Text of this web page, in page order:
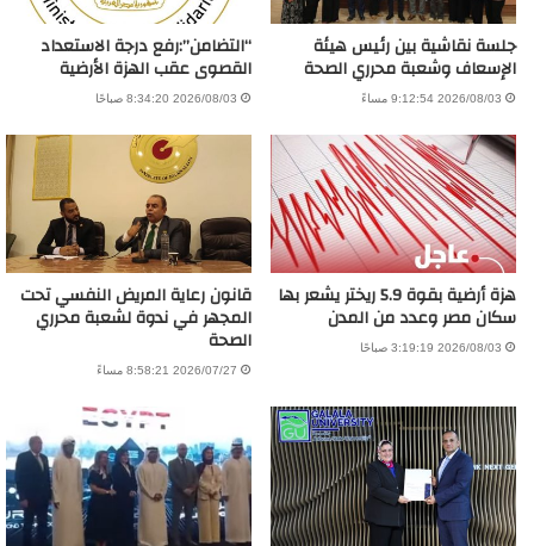
جلسة نقاشية بين رئيس هيئة
الإسعاف وشعبة محرري الصحة
2026/08/03 9:12:54 مساءً
“التضامن”:رفع درجة الاستعداد
القصوى عقب الهزة الأرضية
2026/08/03 8:34:20 صباحًا
هزة أرضية بقوة 5.9 ريختر يشعر بها
سكان مصر وعدد من المدن
2026/08/03 3:19:19 صباحًا
قانون رعاية المريض النفسي تحت
المجهر في ندوة لشعبة محرري
الصحة
2026/07/27 8:58:21 مساءً